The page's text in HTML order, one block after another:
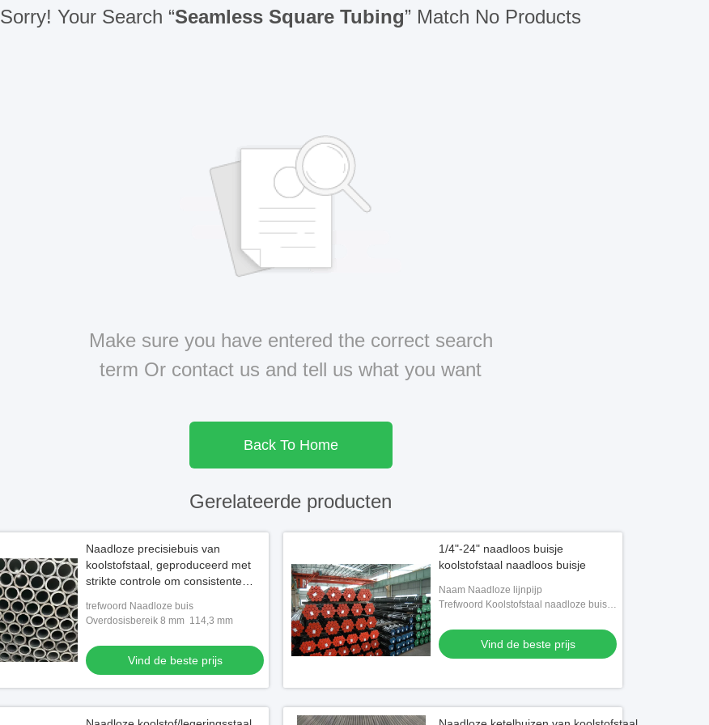
Sorry! Your Search “Seamless Square Tubing” Match No Products
Make sure you have entered the correct search
term Or contact us and tell us what you want
Back To Home
Gerelateerde producten
Naadloze precisiebuis van
koolstofstaal, geproduceerd met
strikte controle om consistente
prestaties te behouden
trefwoord Naadloze buis
Overdosisbereik 8 mm ️ 114,3 mm
Vind de beste prijs
1/4"-24" naadloos buisje
koolstofstaal naadloos buisje
Naam Naadloze lijnpijp
Trefwoord Koolstofstaal naadloze buis,
Vind de beste prijs